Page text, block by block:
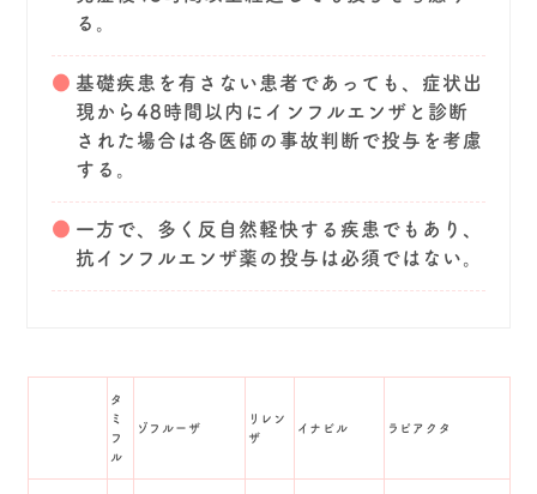
る。
基礎疾患を有さない患者であっても、症状出
現から48時間以内にインフルエンザと診断
された場合は各医師の事故判断で投与を考慮
する。
一方で、多く反自然軽快する疾患でもあり、
抗インフルエンザ薬の投与は必須ではない。
タ
ミ
フ
ル
ゾフルーザ
リレン
ザ
イナビル ラピアクタ